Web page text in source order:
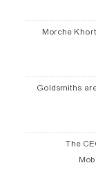
Morche
Goldsmiths
The